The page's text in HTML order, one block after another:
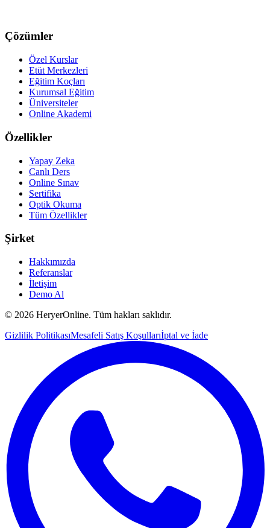
Çözümler
Özel Kurslar
Etüt Merkezleri
Eğitim Koçları
Kurumsal Eğitim
Üniversiteler
Online Akademi
Özellikler
Yapay Zeka
Canlı Ders
Online Sınav
Sertifika
Optik Okuma
Tüm Özellikler
Şirket
Hakkımızda
Referanslar
İletişim
Demo Al
© 2026 HeryerOnline. Tüm hakları saklıdır.
Gizlilik PolitikasıMesafeli Satış Koşullarıİptal ve İade